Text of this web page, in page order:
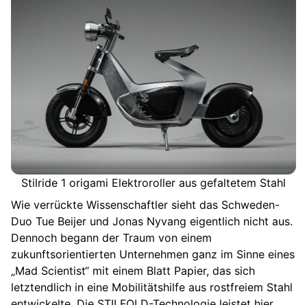
Stilride 1 origami Elektroroller aus gefaltetem Stahl
Wie verrückte Wissenschaftler sieht das Schweden-
Duo Tue Beijer und Jonas Nyvang eigentlich nicht aus.
Dennoch begann der Traum von einem
zukunftsorientierten Unternehmen ganz im Sinne eines
„Mad Scientist“ mit einem Blatt Papier, das sich
letztendlich in eine Mobilitätshilfe aus rostfreiem Stahl